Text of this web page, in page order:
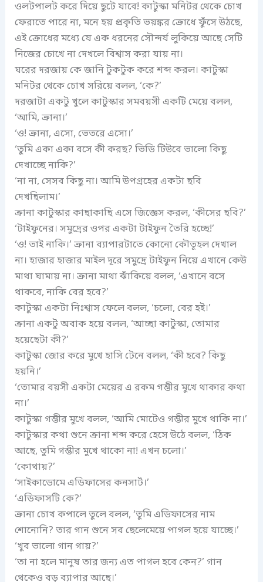
ওলটপালট করে দিয়ে ছুটে যাবে! কাটুস্কা মনিটর থেকে চোখ
ফেরাতে পারে না, মনে হয় প্রকৃতি ভয়ঙ্কর ক্রোধে ফুঁসে উঠছে,
এই ক্রোধের মধ্যে যে এক ধরনের সৌন্দর্য লুকিয়ে আছে সেটি
নিজের চোখে না দেখলে বিশ্বাস করা যায় না।
ঘরের দরজায় কে জানি টুকটুক করে শব্দ করল। কাটুস্কা
মনিটর থেকে চোখ সরিয়ে বলল, ‘কে?’
দরজাটা একটু খুলে কাটুস্কার সমবয়সী একটি মেয়ে বলল,
‘আমি, ক্রানা।’
‘ও! ক্রানা, এসো, ভেতরে এসো।’
‘তুমি একা একা বসে কী করছ? ভিডি টিউবে ভালো কিছু
দেখাচ্ছে নাকি?’
‘না না, সেসব কিছু না। আমি উপগ্রহের একটা ছবি
দেখছিলাম।’
ক্রানা কাটুস্কার কাছাকাছি এসে জিজ্ঞেস করল, ‘কীসের ছবি?’
‘টাইফুনের। সমুদ্রের ওপর একটা টাইফুন তৈরি হচ্ছে!’
‘ও! তাই নাকি।’ ক্রানা ব্যাপারটাতে কোনো কৌতূহল দেখাল
না। হাজার হাজার মাইল দূরে সমুদ্রে টাইফুন নিয়ে এখানে কেউ
মাথা ঘামায় না। ক্রানা মাথা ঝাঁকিয়ে বলল, ‘এখানে বসে
থাকবে, নাকি বের হবে?’
কাটুস্কা একটা নিঃশ্বাস ফেলে বলল, ‘চলো, বের হই।’
ক্রানা একটু অবাক হয়ে বলল, ‘আচ্ছা কাটুস্কা, তোমার
হয়েছেটা কী?’
কাটুস্কা জোর করে মুখে হাসি টেনে বলল, ‘কী হবে? কিছু
হয়নি।’
‘তোমার বয়সী একটা মেয়ের এ রকম গম্ভীর মুখে থাকার কথা
না।’
কাটুস্কা গম্ভীর মুখে বলল, ‘আমি মোটেও গম্ভীর মুখে থাকি না।’
কাটুস্কার কথা শুনে ক্রানা শব্দ করে হেসে উঠে বলল, ‘ঠিক
আছে, তুমি গম্ভীর মুখে থাকো না! এখন চলো।’
‘কোথায়?’
‘সাইকাডোমে এডিফাসের কনসার্ট।’
‘এডিফাসটি কে?’
ক্রানা চোখ কপালে তুলে বলল, ‘তুমি এডিফাসের নাম
শোনোনি? তার গান শুনে সব ছেলেমেয়ে পাগল হয়ে যাচ্ছে।’
‘খুব ভালো গান গায়?’
‘তা না হলে মানুষ তার জন্য এত পাগল হবে কেন?’ গান
থেকেও বড় ব্যাপার আছে।’